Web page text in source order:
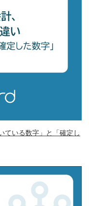
ている数字」と「確定し